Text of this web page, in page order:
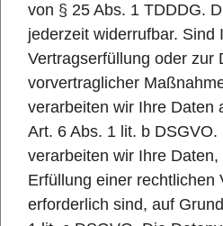
von § 25 Abs. 1 TDDDG.
jederzeit widerrufbar. Sind
Vertragserfüllung oder zur
vorvertraglicher
verarbeiten wir Ihre Daten
Art. 6 Abs. 1 lit. b DSGVO.
verarbeiten wir Ihre
Erfüllung einer rechtlichen
erforderlich sind, auf